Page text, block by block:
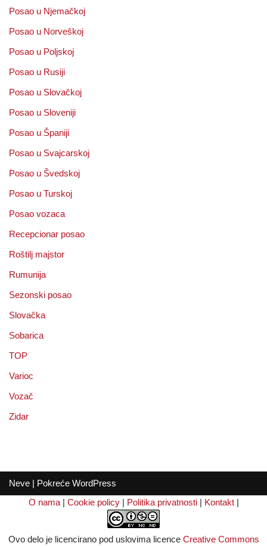
Posao u Njemačkoj
Posao u Norveškoj
Posao u Poljskoj
Posao u Rusiji
Posao u Slovačkoj
Posao u Sloveniji
Posao u Španiji
Posao u Svajcarskoj
Posao u Švedskoj
Posao u Turskoj
Posao vozaca
Recepcionar posao
Roštilj majstor
Rumunija
Sezonski posao
Slovačka
Sobarica
TOP
Varioc
Vozač
Zidar
Neve | Pokreće WordPress
O nama | Cookie policy | Politika privatnosti | Kontakt |
Ovo delo je licencirano pod uslovima licence Creative Commons